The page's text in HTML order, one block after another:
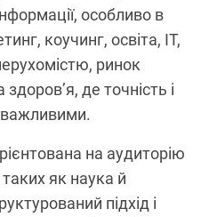
особливо в
коучинг, освіта, ІТ,
ринок
де точність і
важливими.
на аудиторію
як наука й
підхід і